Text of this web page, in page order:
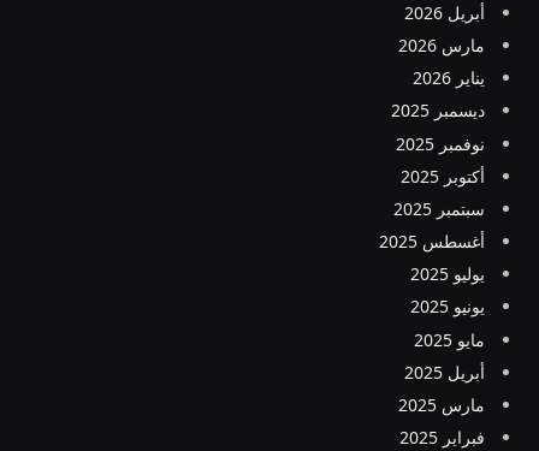
أبريل 2026
مارس 2026
يناير 2026
ديسمبر 2025
نوفمبر 2025
أكتوبر 2025
سبتمبر 2025
أغسطس 2025
يوليو 2025
يونيو 2025
مايو 2025
أبريل 2025
مارس 2025
فبراير 2025